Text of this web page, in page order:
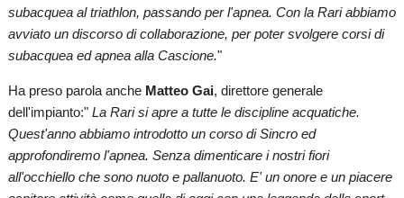
subacquea al triathlon, passando per l'apnea. Con la Rari abbiamo
avviato un discorso di collaborazione, per poter svolgere corsi di
subacquea ed apnea alla Cascione."
Ha preso parola anche Matteo Gai, direttore generale
dell'impianto:"La Rari si apre a tutte le discipline acquatiche.
Quest'anno abbiamo introdotto un corso di Sincro ed
approfondiremo l'apnea. Senza dimenticare i nostri fiori
all'occhiello che sono nuoto e pallanuoto. E' un onore e un piacere